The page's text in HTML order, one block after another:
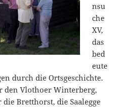
nsu
che
XV,
das
bed
eute
durch die Ortsgeschichte.
den Vlothoer Winterberg,
Bretthorst, die Saalegge